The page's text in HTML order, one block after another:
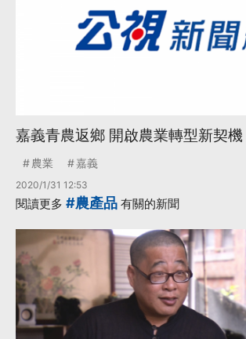
嘉義青農返鄉 開啟農業轉型新契機
農業 嘉義
2020/1/31 12:53
閱讀更多 #農產品 有關的新聞